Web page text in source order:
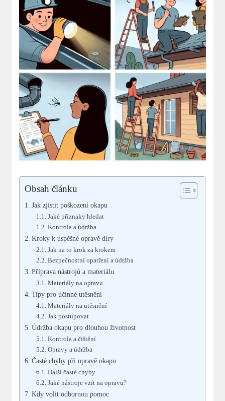
Obsah článku
Jak zjistit poškození okapu
Jaké příznaky hledat
Kontrola a údržba
Kroky k úspěšné opravě díry
Jak na to krok za krokem
Bezpečnostní opatření a údržba
Příprava nástrojů a materiálu
Materiály na opravu
Tipy pro účinné utěsnění
Materiály na utěsnění
Jak postupovat
Údržba okapu pro dlouhou životnost
Kontrola a čištění
Opravy a údržba
Časté chyby při opravě okapu
Další časté chyby
Jaké nástroje vzít na opravu?
Kdy volit odbornou pomoc